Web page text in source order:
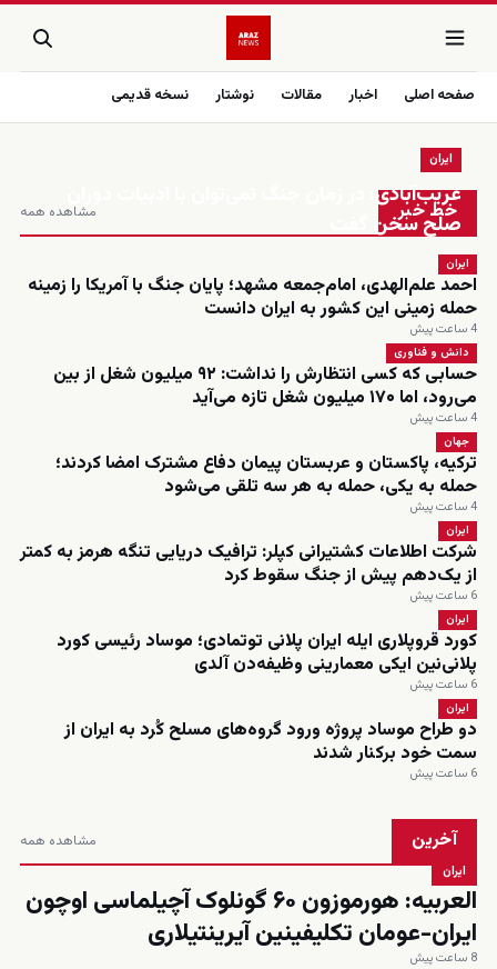
صفحه اصلی اخبار مقالات نوشتار نسخه قدیمی
زنده
خط خبر مشاهده همه
ایران
غریب‌آبادی: در زمان جنگ نمی‌توان با ادبیات دوران
صلح سخن گفت
ایران
احمد علم‌الهدی، امام‌جمعه مشهد؛ پایان جنگ با آمریکا را زمینه
حمله زمینی این کشور به ایران دانست
4 ساعت پیش
دانش و فناوری
حسابی که کسی انتظارش را نداشت: ۹۲ میلیون شغل از بین
می‌رود، اما ۱۷۰ میلیون شغل تازه می‌آید
4 ساعت پیش
جهان
ترکیه، پاکستان و عربستان پیمان دفاع مشترک امضا کردند؛
حمله به یکی، حمله به هر سه تلقی می‌شود
4 ساعت پیش
ایران
شرکت اطلاعات کشتیرانی کپلر: ترافیک دریایی تنگه هرمز به کمتر
از یک‌دهم پیش از جنگ سقوط کرد
6 ساعت پیش
ایران
کورد قروپلاری ایله ایران پلانی توتمادی؛ موساد رئیسی کورد
پلانی‌نین ایکی معمارینی وظیفه‌دن آلدی
6 ساعت پیش
ایران
دو طراح موساد پروژه ورود گروه‌های مسلح کُرد به ایران از
سمت خود برکنار شدند
6 ساعت پیش
آخرین مشاهده همه
ایران
العربیه: هورموزون ۶۰ گونلوک آچیلماسی اوچون
ایران-عومان تکلیفینین آیرینتیلاری
8 ساعت پیش